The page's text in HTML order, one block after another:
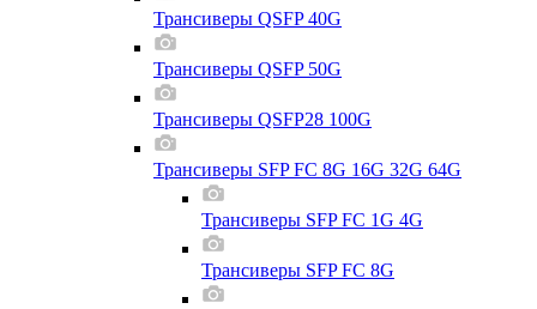
Трансиверы QSFP 40G
Трансиверы QSFP 50G
Трансиверы QSFP28 100G
Трансиверы SFP FC 8G 16G 32G 64G
Трансиверы SFP FC 1G 4G
Трансиверы SFP FC 8G